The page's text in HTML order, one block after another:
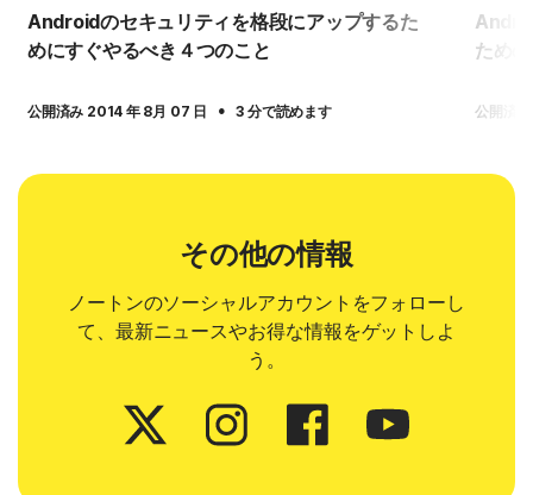
Androidのセキュリティを格段にアップするた
めにすぐやるべき４つのこと
公開済み 2014 年 8月 07 日 · 3 分で読めます
ため
公開済
その他の情報
ノートンのソーシャルアカウントをフォローし
て、最新ニュースやお得な情報をゲットしよ
う。